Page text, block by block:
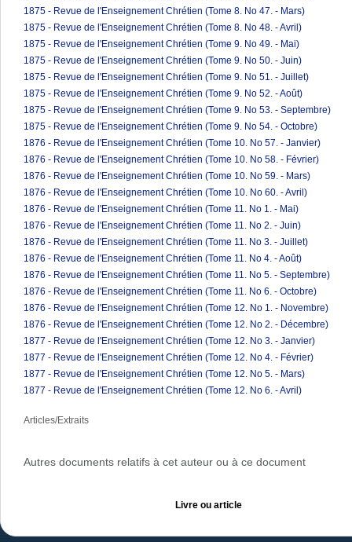
1875 - Revue de l'Enseignement Chrétien (Tome 8. No 47. - Mars)
1875 - Revue de l'Enseignement Chrétien (Tome 8. No 48. - Avril)
1875 - Revue de l'Enseignement Chrétien (Tome 9. No 49. - Mai)
1875 - Revue de l'Enseignement Chrétien (Tome 9. No 50. - Juin)
1875 - Revue de l'Enseignement Chrétien (Tome 9. No 51. - Juillet)
1875 - Revue de l'Enseignement Chrétien (Tome 9. No 52. - Août)
1875 - Revue de l'Enseignement Chrétien (Tome 9. No 53. - Septembre)
1875 - Revue de l'Enseignement Chrétien (Tome 9. No 54. - Octobre)
1876 - Revue de l'Enseignement Chrétien (Tome 10. No 57. - Janvier)
1876 - Revue de l'Enseignement Chrétien (Tome 10. No 58. - Février)
1876 - Revue de l'Enseignement Chrétien (Tome 10. No 59. - Mars)
1876 - Revue de l'Enseignement Chrétien (Tome 10. No 60. - Avril)
1876 - Revue de l'Enseignement Chrétien (Tome 11. No 1. - Mai)
1876 - Revue de l'Enseignement Chrétien (Tome 11. No 2. - Juin)
1876 - Revue de l'Enseignement Chrétien (Tome 11. No 3. - Juillet)
1876 - Revue de l'Enseignement Chrétien (Tome 11. No 4. - Août)
1876 - Revue de l'Enseignement Chrétien (Tome 11. No 5. - Septembre)
1876 - Revue de l'Enseignement Chrétien (Tome 11. No 6. - Octobre)
1876 - Revue de l'Enseignement Chrétien (Tome 12. No 1. - Novembre)
1876 - Revue de l'Enseignement Chrétien (Tome 12. No 2. - Décembre)
1877 - Revue de l'Enseignement Chrétien (Tome 12. No 3. - Janvier)
1877 - Revue de l'Enseignement Chrétien (Tome 12. No 4. - Février)
1877 - Revue de l'Enseignement Chrétien (Tome 12. No 5. - Mars)
1877 - Revue de l'Enseignement Chrétien (Tome 12. No 6. - Avril)
Articles/Extraits
Autres documents relatifs à cet auteur ou à ce document
Livre ou article